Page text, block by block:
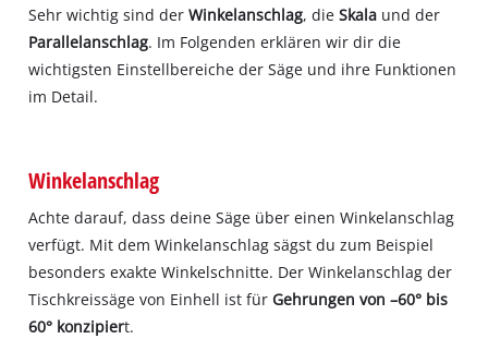
Sehr wichtig sind derWinkelanschlag, dieSkala und der
Parallelanschlag. Im Folgenden erklären wir dir die
wichtigsten Einstellbereiche der Säge und ihre Funktionen
im Detail.
Winkelanschlag
Achte darauf, dass deine Säge über einen Winkelanschlag
verfügt. Mit dem Winkelanschlag sägst du zum Beispiel
besonders exakte Winkelschnitte. Der Winkelanschlag der
Tischkreissäge von Einhell ist fürGehrungen von –60° bis
60° konzipiert.